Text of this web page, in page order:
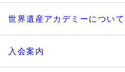
世界遺産アカデミーについて
入会案内